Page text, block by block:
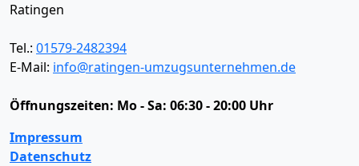
Ratingen
Tel.: 01579-2482394
E-Mail: info@ratingen-umzugsunternehmen.de
Öffnungszeiten: Mo - Sa: 06:30 - 20:00 Uhr
Impressum
Datenschutz